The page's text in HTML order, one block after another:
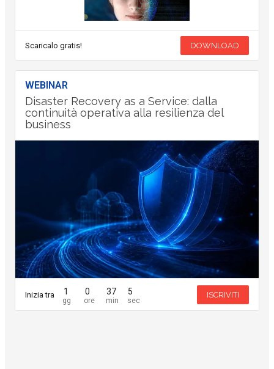
Scaricalo gratis! DOWNLOAD
WEBINAR
Disaster Recovery as a Service: dalla
continuità operativa alla resilienza del
business
Inizia tra 1 0 37 5 ISCRIVITI